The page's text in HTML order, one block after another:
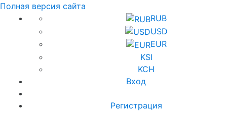
Полная версия сайта
RUB
USD
EUR
KSI
KCH
Вход
Регистрация